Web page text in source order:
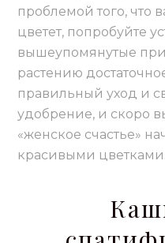
проблемой того, что
цветет, попробуйте
вышеупомянутые
растению
правильный уход и
удобрение, и скоро
«женское счастье»
красивыми цветками.